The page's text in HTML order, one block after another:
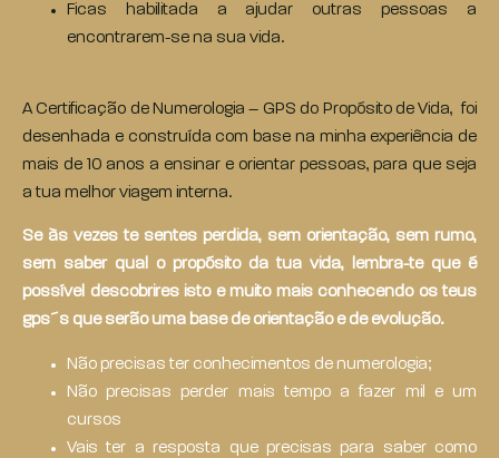
Ficas habilitada a ajudar outras pessoas a
encontrarem-se na sua vida.
A Certificação de Numerologia – GPS do Propósito de Vida, foi
desenhada e construída com base na minha experiência de
mais de 10 anos a ensinar e orientar pessoas, para que seja
a tua melhor viagem interna.
Se às vezes te sentes perdida, sem orientação, sem rumo,
sem saber qual o propósito da tua vida, lembra-te que é
possível descobrires isto e muito mais conhecendo os teus
gps´s que serão uma base de orientação e de evolução.
Não precisas ter conhecimentos de numerologia;
Não precisas perder mais tempo a fazer mil e um
cursos
Vais ter a resposta que precisas para saber como